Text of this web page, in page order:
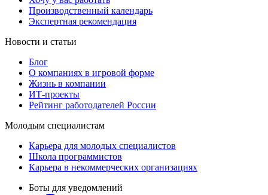
Производственный календарь
Экспертная рекомендация
Новости и статьи
Блог
О компаниях в игровой форме
Жизнь в компании
ИТ-проекты
Рейтинг работодателей России
Молодым специалистам
Карьера для молодых специалистов
Школа программистов
Карьера в некоммерческих организациях
Боты для уведомлений